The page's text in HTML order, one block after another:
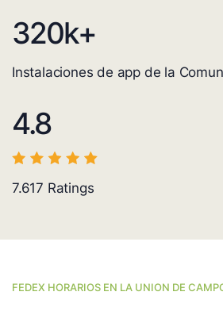
320k+
Instalaciones de app de la
4.8
7.617 Ratings
FEDEX HORARIOS EN LA UNION DE